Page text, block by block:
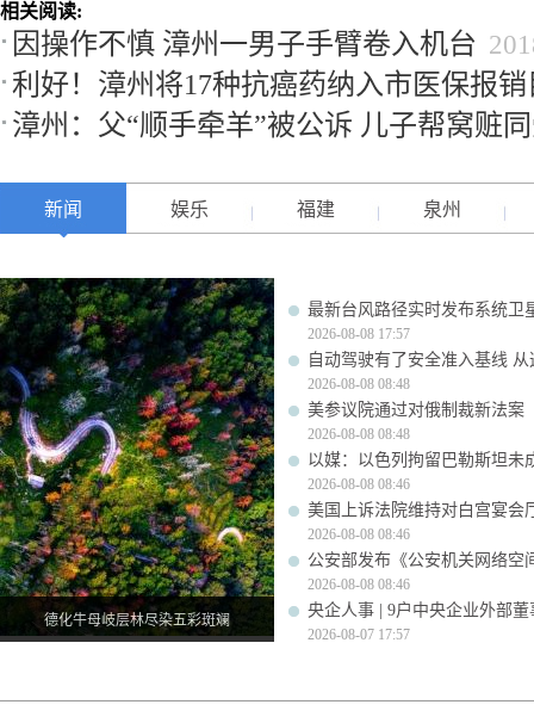
相关阅读:
因操作不慎 漳州一男子手臂卷入机台
利好！漳州将17种抗癌药纳入市医保报销
漳州：父“顺手牵羊”被公诉 儿子帮窝赃
新闻 娱乐 福建 泉州
德化牛母岐层林尽染五彩斑斓
最新台风路径实时发布系统卫
2026-08-08 17:57
自动驾驶有了安全准入基线
2026-08-08 08:48
美参议院通过对俄制裁新法案
2026-08-08 08:48
以媒：以色列拘留巴勒斯坦未
2026-08-08 08:46
美国上诉法院维持对白宫宴会
2026-08-08 08:46
公安部发布《公安机关网络空
2026-08-08 08:46
央企人事 | 9户中央企业外部
2026-08-07 17:57